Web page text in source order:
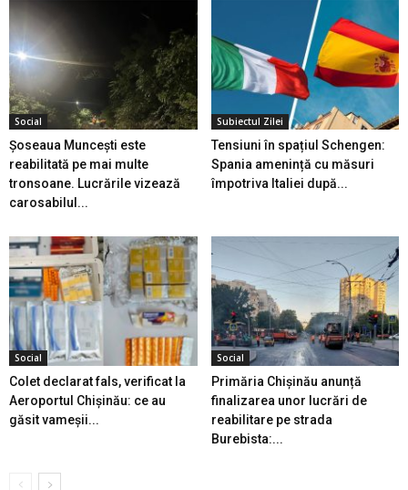
Social
Șoseaua Muncești este
reabilitată pe mai multe
tronsoane. Lucrările vizează
carosabilul...
Subiectul Zilei
Tensiuni în spațiul Schengen:
Spania amenință cu măsuri
împotriva Italiei după...
Social
Colet declarat fals, verificat la
Aeroportul Chișinău: ce au
găsit vameșii...
Social
Primăria Chișinău anunță
finalizarea unor lucrări de
reabilitare pe strada
Burebista:...